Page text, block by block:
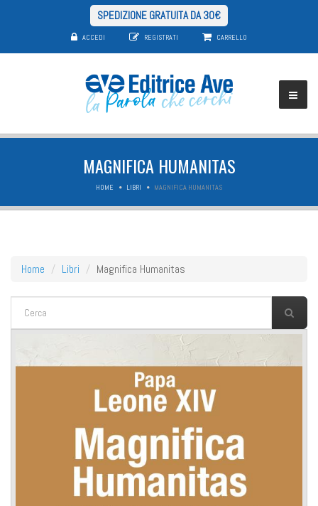
SPEDIZIONE GRATUITA DA 30€
ACCEDI REGISTRATI CARRELLO
MAGNIFICA HUMANITAS
HOME LIBRI MAGNIFICA HUMANITAS
Home Libri Magnifica Humanitas
FORM DI RICERCA